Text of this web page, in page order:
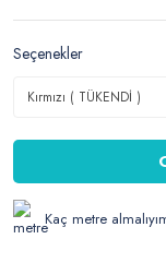
Seçenekler
Kaç metre